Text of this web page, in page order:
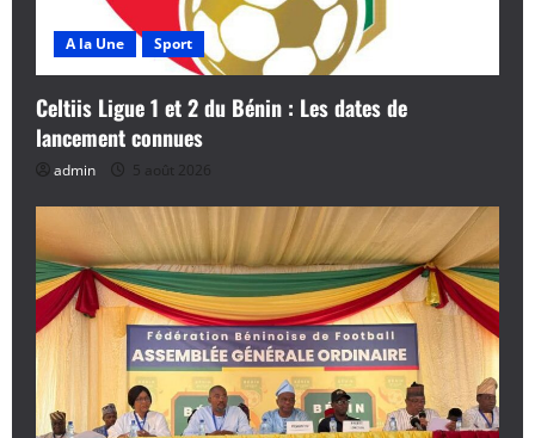
A la Une Sport
Celtiis Ligue 1 et 2 du Bénin : Les dates de
lancement connues
admin 5 août 2026